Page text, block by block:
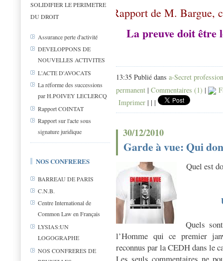
SOLIDIFIER LE PERIMETRE
DU DROIT
Assurance perte d'activité
DEVELOPPONS DE
NOUVELLES ACTIVITES
L'ACTE D'AVOCATS
La réforme des successions
par H.POIVEY LECLERCQ
Rapport COINTAT
Rapport sur l'acte sous
signature juridique
NOS CONFRERES
BARREAU DE PARIS
C.N.B.
Centre International de
Common Law en Français
LYSIAS:UN
LOGOGRAPHE
NOS CONFRERES DE
Rapport de M. Bargue,
La preuve doit être
13:35 Publié dans a-Secret
permanent | Commentaires (1) |
Imprimer | | |
30/12/2010
Garde à vue: Qui
Quel est
Quels
l’Homme qui ce premier
reconnus par la CEDH dans le